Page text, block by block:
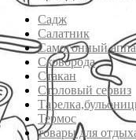
Садж
Салатник
Самогонный
Сковорода
Стакан
Столовый сервиз
Термос
товары для